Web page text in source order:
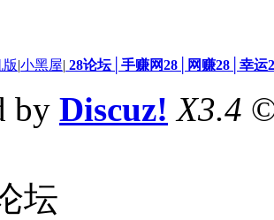
|小黑屋| 28论坛│手赚网28│网赚28│幸
by Discuz! X3.4
坛